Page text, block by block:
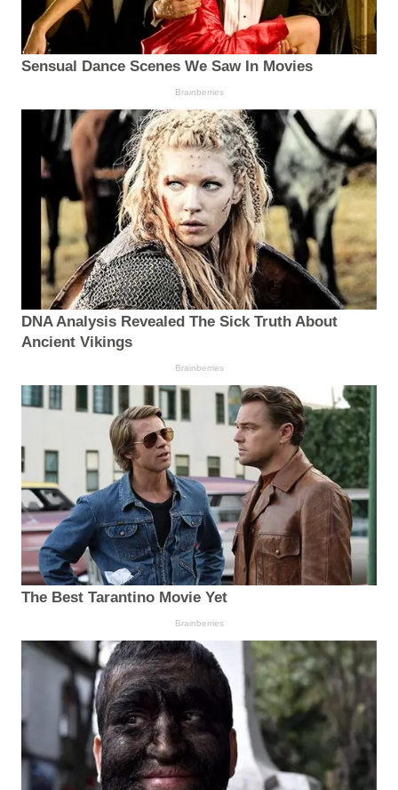
Sensual Dance Scenes We Saw In Movies
Brainberries
DNA Analysis Revealed The Sick Truth About
Ancient Vikings
Brainberries
The Best Tarantino Movie Yet
Brainberries